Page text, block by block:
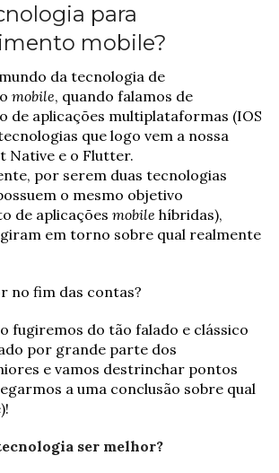
para
mobile?
da tecnologia de
mobile, quando falamos de
de aplicações multiplataformas (IOS
que logo vem a nossa
Native e o Flutter.
por serem duas tecnologias
o mesmo objetivo
de aplicações mobile híbridas),
em torno sobre qual realmente
no fim das contas?
fugiremos do tão falado e clássico
por grande parte dos
e vamos destrinchar pontos
a uma conclusão sobre qual
ser melhor?